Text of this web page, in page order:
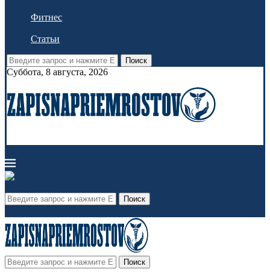
Фитнес
Статьи
Поиск
Суббота, 8 августа, 2026
Поиск
Поиск